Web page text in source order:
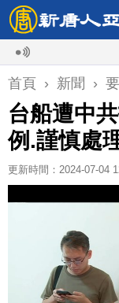
首頁 › 新聞 ›
台船遭中
例.謹慎處
更新時間：2024-07-04